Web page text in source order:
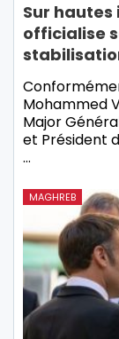
Sur
officialise
Mohammed
Major
et Président
…
MAGHREB